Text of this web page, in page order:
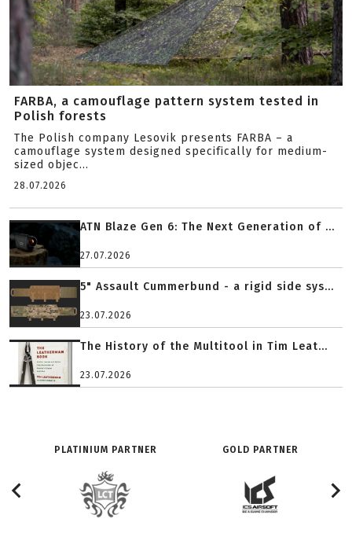
FARBA, a camouflage pattern system tested in
Polish forests
The Polish company Lesovik presents FARBA – a
camouflage system designed specifically for medium-
sized objec...
28.07.2026
ATN Blaze Gen 6: The Next Generation of ...
27.07.2026
5" Assault Cummerbund - a rigid side sys...
23.07.2026
The History of the Multitool in Tim Leat...
23.07.2026
PLATINIUM PARTNER GOLD PARTNER